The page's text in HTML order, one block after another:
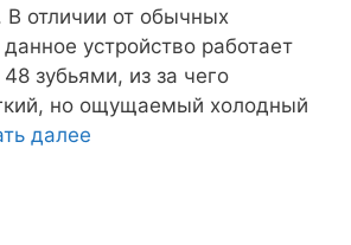
В отличии от обычных
устройство работает
зубьями, из за чего
но ощущаемый холодный
далее